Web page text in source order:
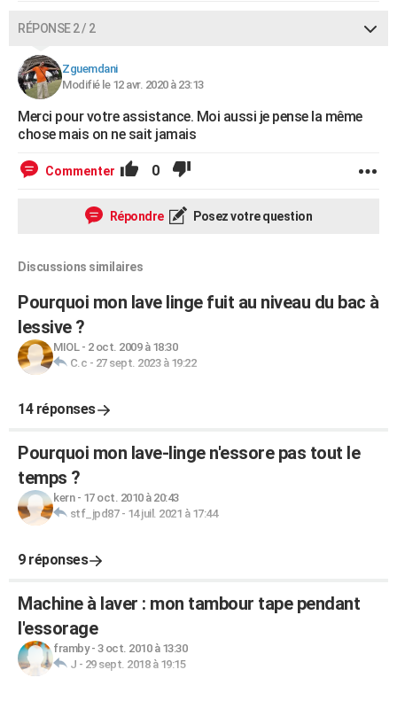
RÉPONSE 2 / 2
Zguemdani
Modifié le 12 avr. 2020 à 23:13
Merci pour votre assistance. Moi aussi je pense la même
chose mais on ne sait jamais
Commenter 0
Répondre Posez votre question
Discussions similaires
Pourquoi mon lave linge fuit au niveau du bac à
lessive ?
MIOL- 2 oct. 2009 à 18:30
C.c - 27 sept. 2023 à 19:22
14 réponses
Pourquoi mon lave-linge n'essore pas tout le
temps ?
kern- 17 oct. 2010 à 20:43
stf_jpd87- 14 juil. 2021 à 17:44
9 réponses
Machine à laver : mon tambour tape pendant
l'essorage
framby- 3 oct. 2010 à 13:30
J - 29 sept. 2018 à 19:15